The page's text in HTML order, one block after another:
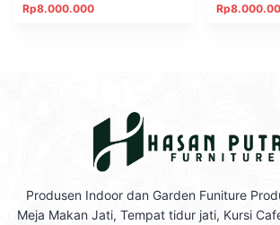
Rp8.000.000 Rp
Produsen Indoor dan Garden Funiture
Meja Makan Jati, Tempat tidur jati, Kursi